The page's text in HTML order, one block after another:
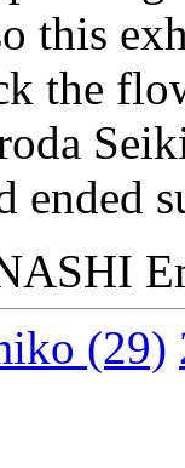
this
the
ended
(29)